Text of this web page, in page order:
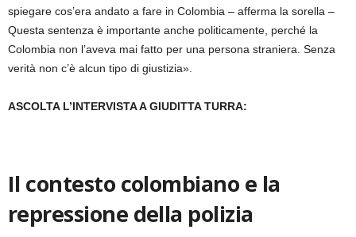
spiegare cos’era andato a fare in Colombia – afferma la sorella –
Questa sentenza è importante anche politicamente, perché la
Colombia non l’aveva mai fatto per una persona straniera. Senza
verità non c’è alcun tipo di giustizia».
ASCOLTA L’INTERVISTA A GIUDITTA TURRA:
Il contesto colombiano e la
repressione della polizia